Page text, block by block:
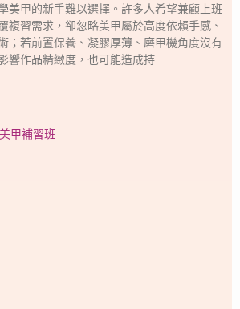
美甲的新手難以選擇。許多人希望兼顧上班
複習需求，卻忽略美甲屬於高度依賴手感、
；若前置保養、凝膠厚薄、磨甲機角度沒有
響作品精緻度，也可能造成持